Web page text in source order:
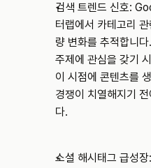
검색 트렌드 신호:
터랩에서 카테고리
량 변화를 추적합니
주제에 관심을 갖기
이 시점에 콘텐츠를
경쟁이 치열해지기
다.
소셜 해시태그 급성